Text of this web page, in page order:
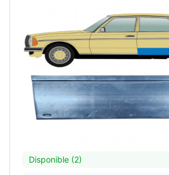
Disponible (2)